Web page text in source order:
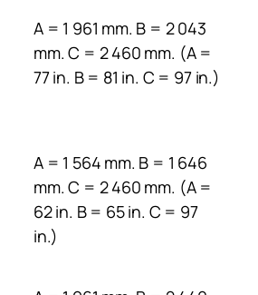
A = 1 961 mm. B = 2 043
mm. C = 2 460 mm. (A =
77 in. B = 81 in. C = 97 in.)
A = 1 564 mm. B = 1 646
mm. C = 2 460 mm. (A =
62 in. B = 65 in. C = 97
in.)